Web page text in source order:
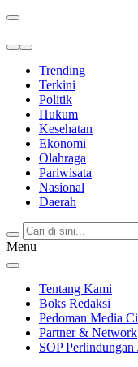
Trending
Terkini
Politik
Hukum
Kesehatan
Ekonomi
Olahraga
Pariwisata
Nasional
Daerah
Menu
Tentang Kami
Boks Redaksi
Pedoman Media
Partner & Network
SOP Perlindungan